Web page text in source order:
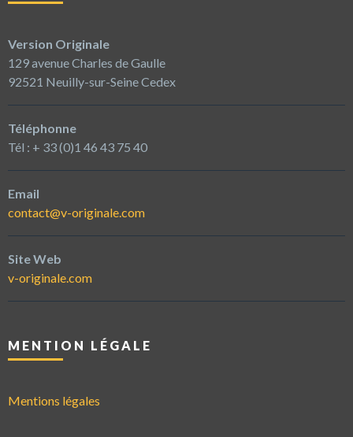
Version Originale
129 avenue Charles de Gaulle
92521 Neuilly-sur-Seine Cedex
Téléphonne
Tél : + 33 (0)1 46 43 75 40
Email
contact@v-originale.com
Site Web
v-originale.com
MENTION LÉGALE
Mentions légales